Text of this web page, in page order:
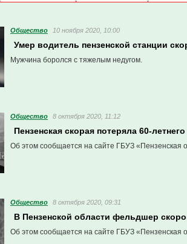
Общество 10 ноября 2020, 10:00
Умер водитель пензенской станции
Мужчина боролся с тяжелым недугом.
Общество 8 октября 2020, 11:12
Пензенская скорая потеряла 60-
Об этом сообщается на сайте ГБУЗ «Пензенская
Общество 8 октября 2020, 09:31
В Пензенской области фельдшер
Об этом сообщается на сайте ГБУЗ «Пензенская